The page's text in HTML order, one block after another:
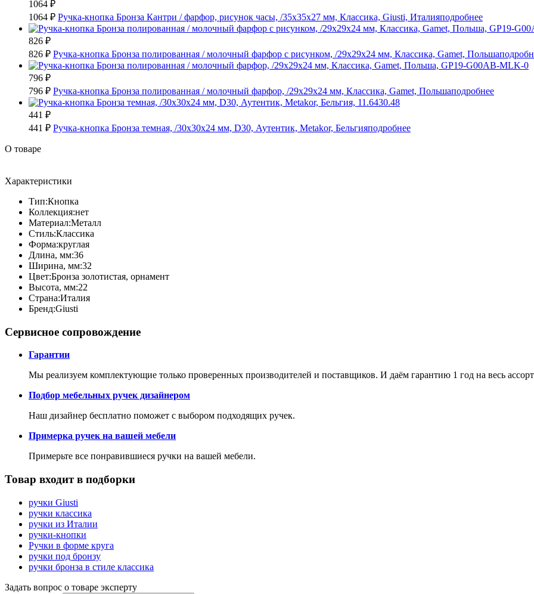
1064 ₽
1064 ₽ Ручка-кнопка Бронза Кантри / фарфор, рисунок часы, /35х35х27 мм, Классика, Giusti, Италияподробнее
826 ₽
826 ₽ Ручка-кнопка Бронза полированная / молочный фарфор с рисунком, /29х29х24 мм, Классика, Gamet, Польша
796 ₽
796 ₽ Ручка-кнопка Бронза полированная / молочный фарфор, /29х29х24 мм, Классика, Gamet, Польшаподробнее
441 ₽
441 ₽ Ручка-кнопка Бронза темная, /30х30х24 мм, D30, Аутентик, Metakor, Бельгияподробнее
О товаре
Характеристики
Тип:Кнопка
Коллекция:нет
Материал:Металл
Стиль:Классика
Форма:круглая
Длина, мм:36
Ширина, мм:32
Цвет:Бронза золотистая, орнамент
Высота, мм:22
Страна:Италия
Бренд:Giusti
Сервисное сопровождение
Гарантии
Мы реализуем комплектующие только проверенных производителей и поставщиков. И даём гарантию 1 год на весь
Подбор мебельных ручек дизайнером
Наш дизайнер бесплатно поможет с выбором подходящих ручек.
Примерка ручек на вашей мебели
Примерьте все понравившиеся ручки на вашей мебели.
Товар входит в подборки
ручки Giusti
ручки классика
ручки из Италии
ручки-кнопки
Ручки в форме круга
ручки под бронзу
ручки бронза в стиле классика
Задать вопрос о товаре эксперту